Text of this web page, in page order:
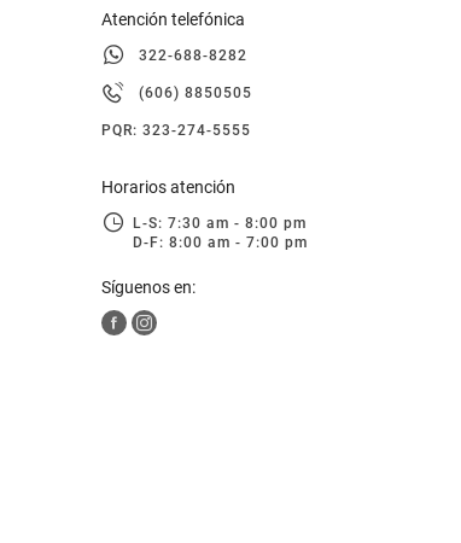
Atención telefónica
322-688-8282
(606) 8850505
PQR: 323-274-5555
Horarios atención
L-S: 7:30 am - 8:00 pm
D-F: 8:00 am - 7:00 pm
Síguenos en: